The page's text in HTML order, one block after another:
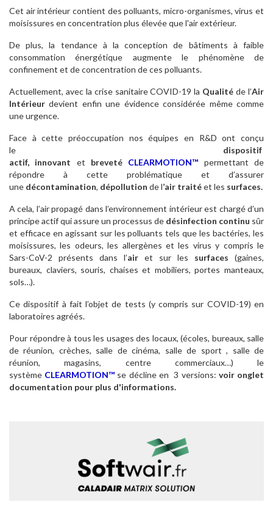
Cet air intérieur contient des polluants, micro-organismes, virus et
moisissures en concentration plus élevée que l'air extérieur.
De plus, la tendance à la conception de bâtiments à faible
consommation énergétique augmente le phénomène de
confinement et de concentration de ces polluants.
Actuellement, avec la crise sanitaire COVID-19 la Qualité de l’Air
Intérieur devient enfin une évidence considérée même comme
une urgence.
Face à cette préoccupation nos équipes en R&D ont conçu
le dispositif
actif, innovant et breveté CLEARMOTION™ permettant de
répondre à cette problématique et d’assurer
une décontamination, dépollution de l’air traitéet les surfaces.
A cela, l’air propagé dans l’environnement intérieur est chargé d’un
principe actif qui assure un processus de désinfection continu sûr
et efficace en agissant sur les polluants tels que les bactéries, les
moisissures, les odeurs, les allergènes et les virus y compris le
Sars-CoV-2 présents dans l’air et sur les surfaces (gaines,
bureaux, claviers, souris, chaises et mobiliers, portes manteaux,
sols…).
Ce dispositif à fait l’objet de tests (y compris sur COVID-19) en
laboratoires agréés.
Pour répondre à tous les usages des locaux, (écoles, bureaux, salle
de réunion, crèches, salle de cinéma, salle de sport , salle de
réunion, magasins, centre commerciaux…) le
système CLEARMOTION™ se décline en 3 versions: voir onglet
documentation pour plus d'informations.